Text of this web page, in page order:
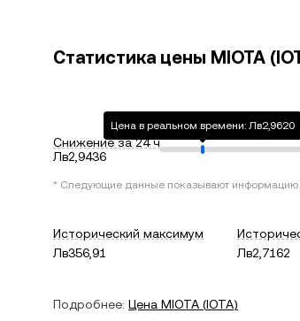
Статистика цены MIOTA
Снижение за 24 ч
Лв2,9436
Цена в реальном времени: Лв2,9620
* Следующие данные показывают информацию
Исторический максимум
Лв356,91
Лв2,7162
Подробнее: Цена MIOTA (IOTA)